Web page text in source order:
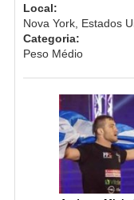
Local:
Nova York, Estados
Categoria:
Peso Médio